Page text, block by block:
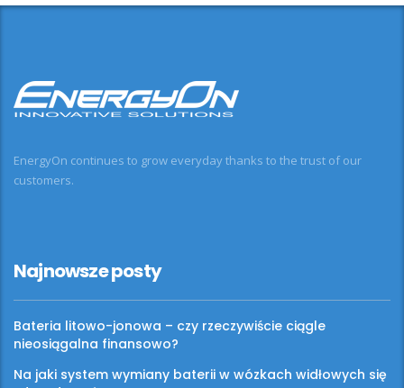
EnergyOn continues to grow everyday thanks to the trust of our
customers.
Najnowsze posty
Bateria litowo-jonowa – czy rzeczywiście ciągle
nieosiągalna finansowo?
Na jaki system wymiany baterii w wózkach widłowych się